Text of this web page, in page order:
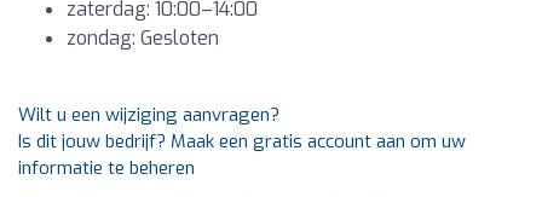
zaterdag: 10:00–14:00
zondag: Gesloten
Wilt u een wijziging aanvragen?
Is dit jouw bedrijf? Maak een gratis account aan om uw
informatie te beheren